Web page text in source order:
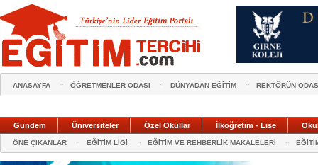
ANASAYFA ÖĞRETMENLER ODASI DÜNYADAN EĞİTİM REKTÖRÜN
Gündem Üniversiteler Özel Okullar İlköğretim - Lise
ÖNE ÇIKANLAR EĞİTİM LİGİ EĞİTİM VE REHBERLİK MAKALELERİ